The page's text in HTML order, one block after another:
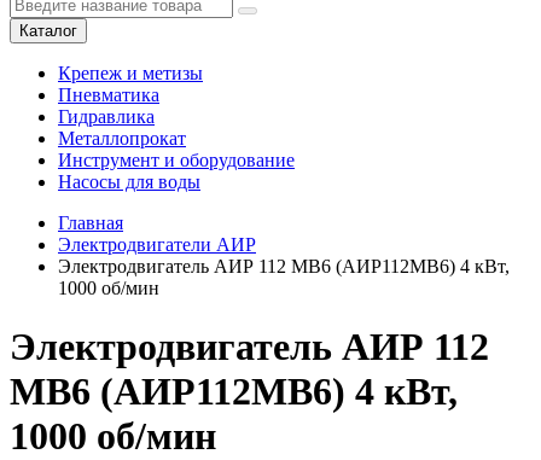
Каталог
Крепеж и метизы
Пневматика
Гидравлика
Металлопрокат
Инструмент и оборудование
Насосы для воды
Главная
Электродвигатели АИР
Электродвигатель АИР 112 МВ6 (АИР112МВ6) 4 кВт,
1000 об/мин
Электродвигатель АИР 112
МВ6 (АИР112МВ6) 4 кВт,
1000 об/мин